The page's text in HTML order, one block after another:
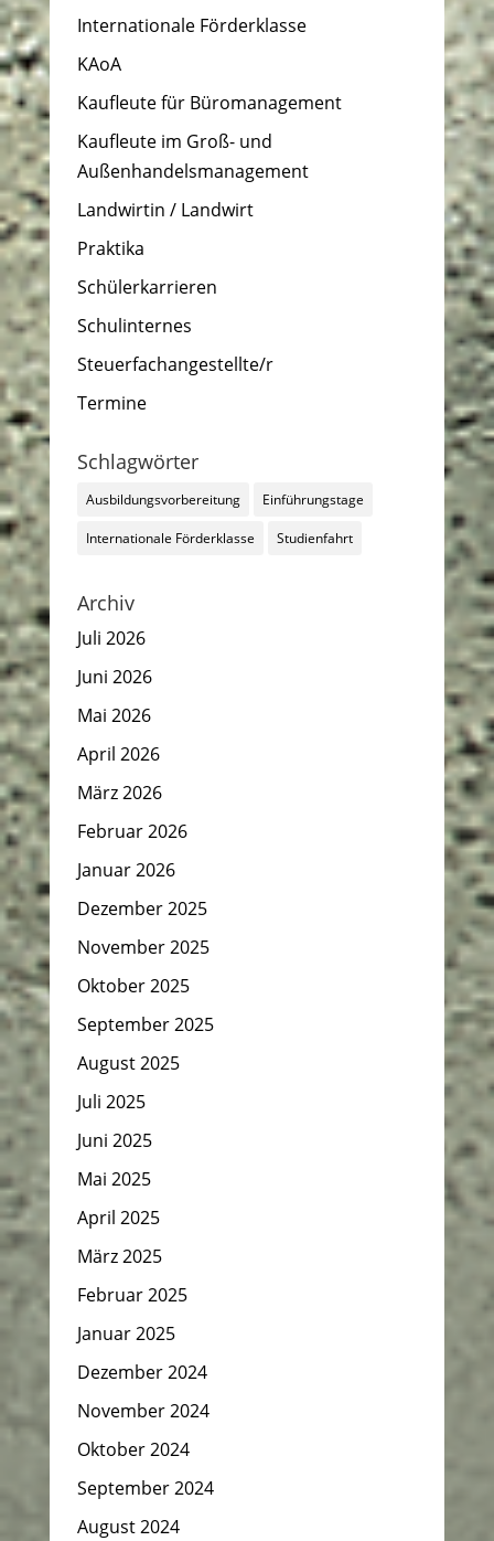
Internationale Förderklasse
KAoA
Kaufleute für Büromanagement
Kaufleute im Groß- und
Außenhandelsmanagement
Landwirtin / Landwirt
Praktika
Schülerkarrieren
Schulinternes
Steuerfachangestellte/r
Termine
Schlagwörter
Ausbildungsvorbereitung Einführungstage
Internationale Förderklasse Studienfahrt
Archiv
Juli 2026
Juni 2026
Mai 2026
April 2026
März 2026
Februar 2026
Januar 2026
Dezember 2025
November 2025
Oktober 2025
September 2025
August 2025
Juli 2025
Juni 2025
Mai 2025
April 2025
März 2025
Februar 2025
Januar 2025
Dezember 2024
November 2024
Oktober 2024
September 2024
August 2024